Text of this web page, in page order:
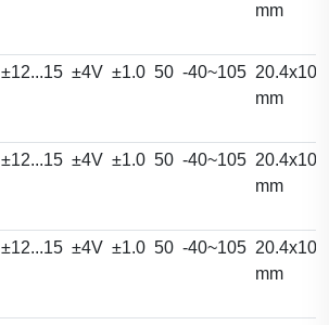
mm
±12...15 ±4V ±1.0 50 -40~105
mm
±12...15 ±4V ±1.0 50 -40~105
mm
±12...15 ±4V ±1.0 50 -40~105
mm